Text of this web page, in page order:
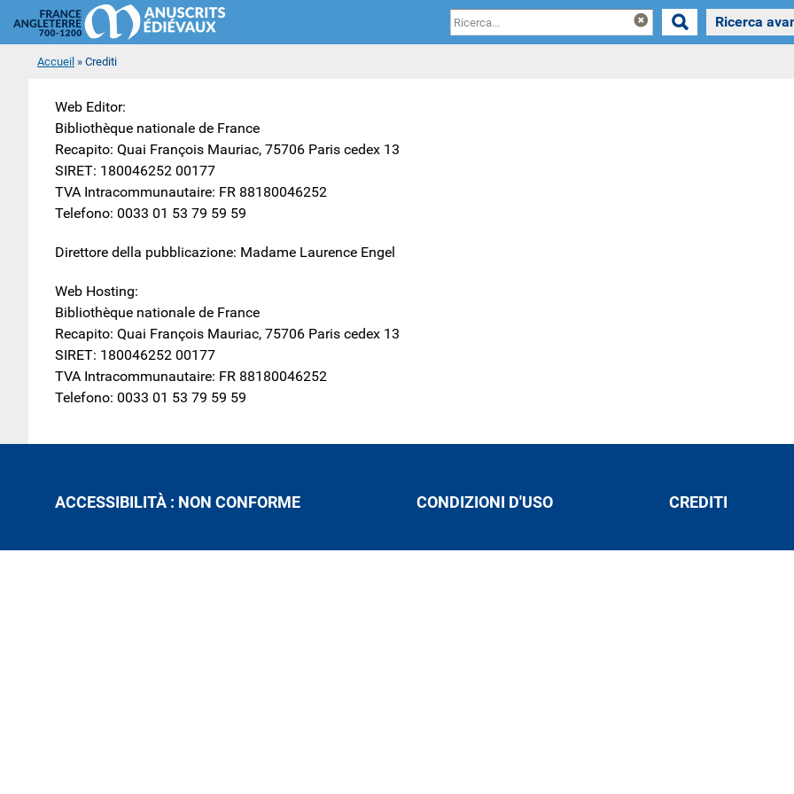
Pannello di gestione dei cookies
Skip to
content
Ricerca
You are here
Accueil » Crediti
Web Editor:
Bibliothèque nationale de France
Recapito: Quai François Mauriac, 75706 Paris cedex 13
SIRET: 180046252 00177
TVA Intracommunautaire: FR 88180046252
Telefono: 0033 01 53 79 59 59
Direttore della pubblicazione: Madame Laurence Engel
Web Hosting:
Bibliothèque nationale de France
Recapito: Quai François Mauriac, 75706 Paris cedex 13
SIRET: 180046252 00177
TVA Intracommunautaire: FR 88180046252
Telefono: 0033 01 53 79 59 59
ACCESSIBILITÀ : NON CONFORME CONDIZIONI D'USO CREDITI